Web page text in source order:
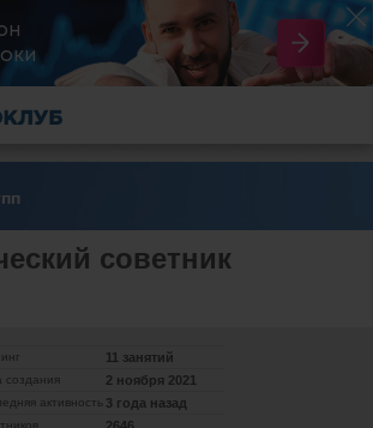
советник
11 занятий
создания 2 ноября 2021
активность 3 года назад